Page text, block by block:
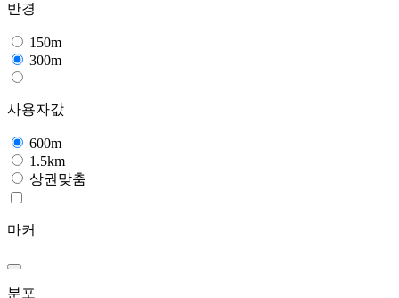
반경
150m
300m
사용자값
600m
1.5km
상권맞춤
마커
분포